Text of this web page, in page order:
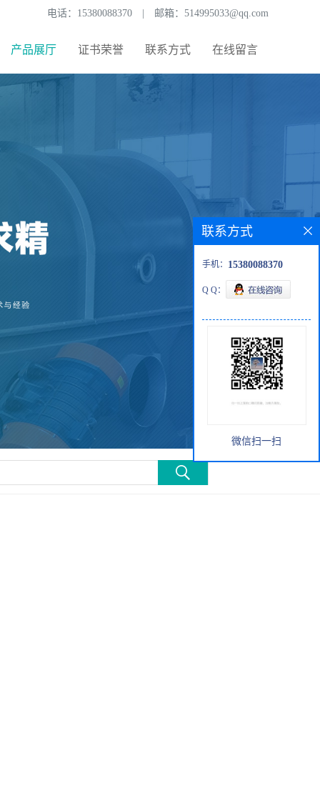
电话： 15380088370 邮箱： 514995033@qq.com
产品展厅 证书荣誉 联系方式 在线留言
联系方式
手机： 15380088370
Q Q：
微信扫一扫